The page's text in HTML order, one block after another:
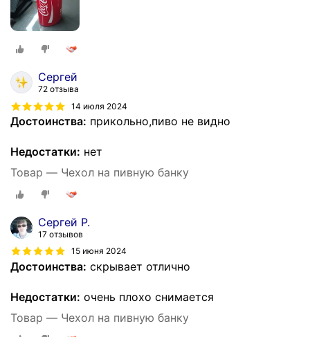
Сергей
72 отзыва
14 июля 2024
Достоинства: прикольно,пиво не видно
Недостатки: нет
Товар — Чехол на пивную банку
Сергей Р.
17 отзывов
15 июня 2024
Достоинства: скрывает отлично
Недостатки: очень плохо снимается
Товар — Чехол на пивную банку